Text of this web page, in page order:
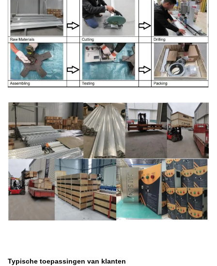
Typische toepassingen van klanten